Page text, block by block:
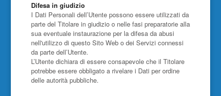
Difesa in giudizio
I Dati Personali dell’Utente possono essere utilizzati da
parte del Titolare in giudizio o nelle fasi preparatorie alla
sua eventuale instaurazione per la difesa da abusi
nell'utilizzo di questo Sito Web o dei Servizi connessi
da parte dell’Utente.
L’Utente dichiara di essere consapevole che il Titolare
potrebbe essere obbligato a rivelare i Dati per ordine
delle autorità pubbliche.